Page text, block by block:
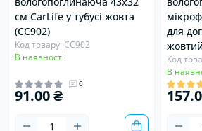
см CarLife у тубусі жовта
(CC902)
Код товару: CC902
В наявності
0
91.00 ₴
для
Код
В